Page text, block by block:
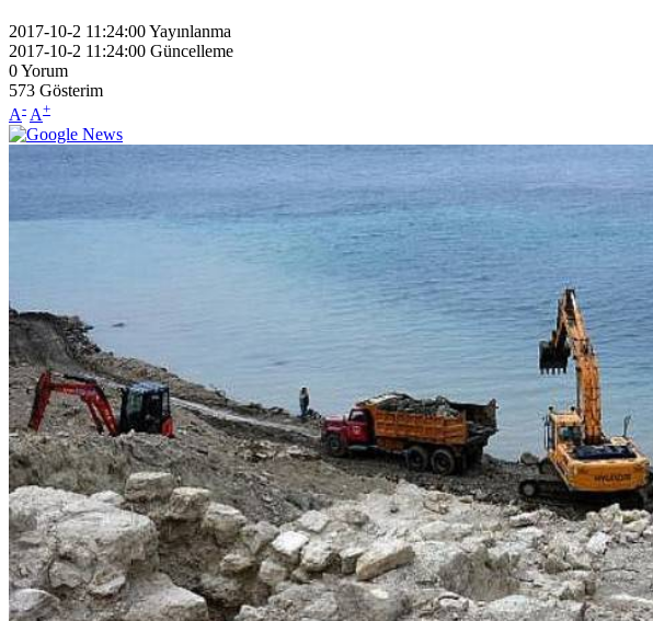
2017-10-2 11:24:00Yayınlanma
2017-10-2 11:24:00 Güncelleme
0Yorum
573 Gösterim
A- A+